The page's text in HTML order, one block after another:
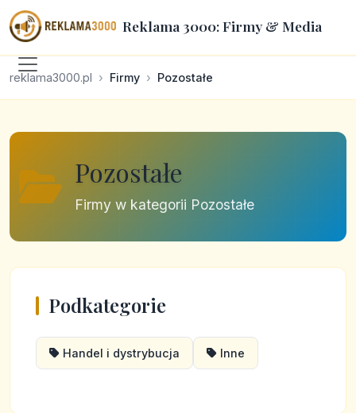
Reklama 3000: Firmy & Media
reklama3000.pl Firmy Pozostałe
Pozostałe
Firmy w kategorii Pozostałe
Podkategorie
Handel i dystrybucja Inne